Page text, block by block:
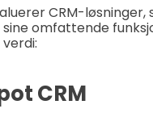
CRM-løsninger,
omfattende
CRM